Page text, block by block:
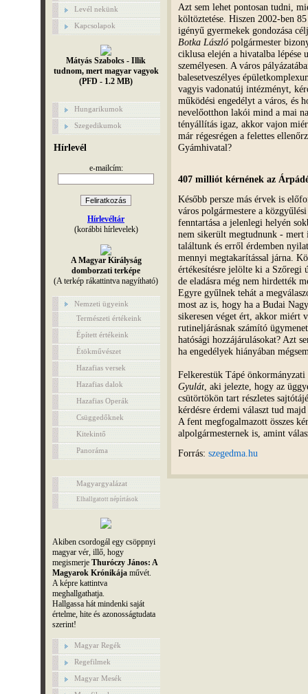
Levél nekünk
Kapcsolapok
Mátyás Szabolcs - Illik
tudnom, mert magyar vagyok
(PFD - 1.2 MB)
Hungarikumok
Szegedikumok
Hírlevél
e-mailcím:
Hírlevéltár
(korábbi hírlevelek)
A Magyar Királyság
domborzati terképe
(A terkép rákattintva nagyítható)
Nemzeti ügyeink
Természeti értékeink
Épített értékeink
Étökművészet
Hazafias versek
Hazafias dalok
Hazafias Operák
Csüggedőknek
Kitekintő
Panoráma
Magyargyalázat
Elhallgatott népírtások
Akiben csordogál egy csöppnyi
magyar vér, illő, hogy
megismerje Thuróczy János: A
Magyarok Krónikájaművét.
A képre kattintva
meghallgathatja.
Hallgassa hát mindenki saját
értelme, hite és azonosságtudata
szerint!
Magyar Regék
Regefilmek
Magyar Mesék
Azt sem lehet pontosan tudni,
költöztetése. Hiszen 2002-ben
igényű gyermekek gondozása
Botka Lászlópolgármester
ciklusa elején a hivatalba lépése
személyesen. A város
balesetveszélyes
vagyis vadonatúj intézményt,
működési engedélyt a város, és
nevelőotthon lakói mind a mai
tényállítás igaz, akkor vajon
már régesrégen a felettes
Gyámhivatal?
407 milliót kérnének az
Később persze más érvek is
város polgármestere a
fenntartása a jelenlegi helyén
nem sikerült megtudnunk - mert
találtunk és erről érdemben
mennyi megtakarítással járna.
értékesítésre jelölte ki a
de eladásra még nem hirdették
Egyre gyűlnek tehát a
most az is, hogy ha a Budai
sikeresen véget ért, akkor miért
rutineljárásnak számító
hatósági hozzájárulásokat? Azt
ha engedélyek hiányában
Felkerestük Tápé
Gyulát, aki jelezte, hogy az
csütörtökön tart részletes
kérdésre érdemi választ tud
A fent megfogalmazott összes
alpolgármesternek is, amint
Forrás: szegedma.hu